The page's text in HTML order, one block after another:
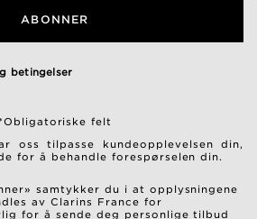
ABONNER
betingelser
*Obligatoriske felt
oss tilpasse kundeopplevelsen din,
for å behandle forespørselen din.
samtykker du i at opplysningene
av Clarins France for
for å sende deg personlige tilbud